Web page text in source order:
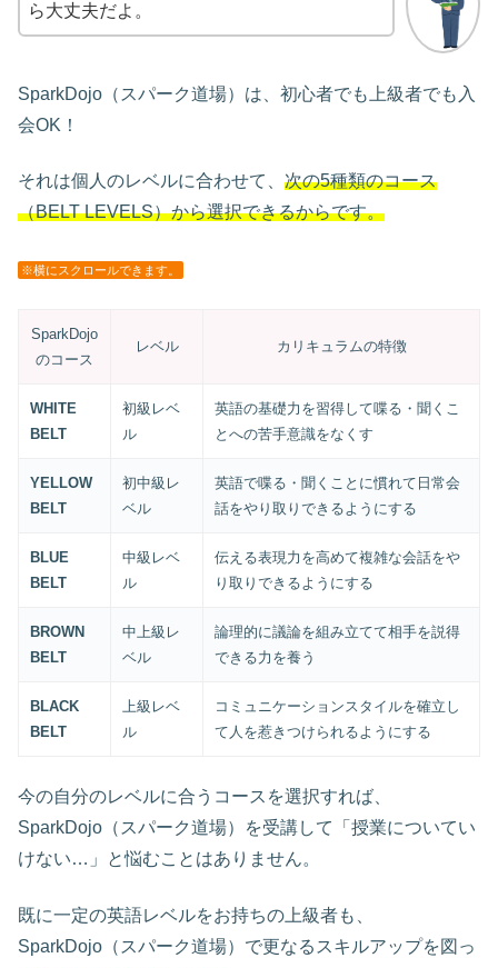
ら大丈夫だよ。
SparkDojo（スパーク道場）は、初心者でも上級者でも入
会OK！
それは個人のレベルに合わせて、 次の5種類のコース
（BELT LEVELS）から選択できるからです。
※横にスクロールできます。
SparkDojo
のコース
レベル カリキュラムの特徴
WHITE
BELT
初級レベ
ル
英語の基礎力を習得して喋る・聞くこ
とへの苦手意識をなくす
YELLOW
BELT
初中級レ
ベル
英語で喋る・聞くことに慣れて日常会
話をやり取りできるようにする
BLUE
BELT
中級レベ
ル
伝える表現力を高めて複雑な会話をや
り取りできるようにする
BROWN
BELT
中上級レ
ベル
論理的に議論を組み立てて相手を説得
できる力を養う
BLACK
BELT
上級レベ
ル
コミュニケーションスタイルを確立し
て人を惹きつけられるようにする
今の自分のレベルに合うコースを選択すれば、
SparkDojo（スパーク道場）を受講して「授業についてい
けない…」と悩むことはありません。
既に一定の英語レベルをお持ちの上級者も、
SparkDojo（スパーク道場）で更なるスキルアップを図っ